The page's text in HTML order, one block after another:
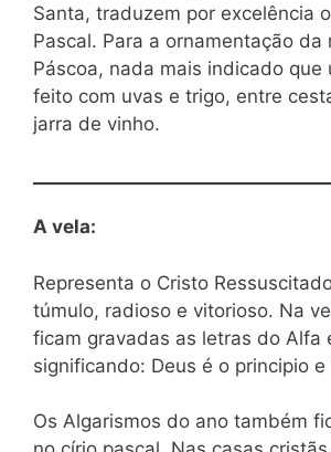
Santa, traduzem por excelência
Pascal. Para a ornamentação da
Páscoa, nada mais indicado que
feito com uvas e trigo, entre
jarra de vinho.
A vela:
Representa o Cristo
túmulo, radioso e vitorioso. Na
ficam gravadas as letras do Alfa
significando: Deus é o principio e
Os Algarismos do ano também